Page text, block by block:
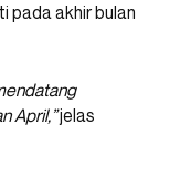
pada akhir bulan
April,”jelas